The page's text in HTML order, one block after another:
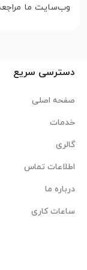
وب‌سایت ما
دسترسی سریع
صفحه اصلی
خدمات
گالری
اطلاعات تماس
درباره ما
ساعات کاری